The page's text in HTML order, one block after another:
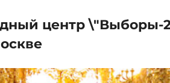
центр \"Выборы-